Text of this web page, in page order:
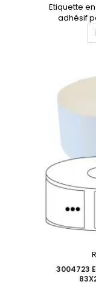
Etiquette
adhésif
par carton :
stock.
3004723